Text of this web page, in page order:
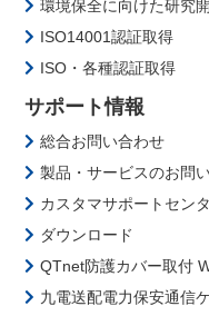
環境保全に向けた研究
ISO14001認証取得
ISO・各種認証取得
サポート情報
総合お問い合わせ
製品・サービスのお問
カスタマサポートセン
ダウンロード
QTnet防護カバー取付
九電送配電力保安通信